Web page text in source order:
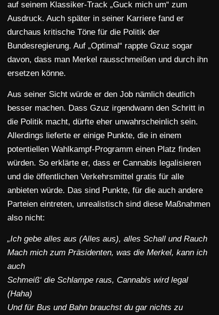
auf seinem Klassiker-Track „Guck mich um“ zum
Ausdruck. Auch später in seiner Karriere fand er
durchaus kritische Töne für die Politik der
Bundesregierung. Auf „Optimal“ rappte Gzuz sogar
davon, dass man Merkel rausschmeißen und durch ihn
ersetzen könne.
Aus seiner Sicht würde er den Job nämlich deutlich
besser machen. Dass Gzuz irgendwann den Schritt in
die Politik macht, dürfte eher unwahrscheinlich sein.
Allerdings lieferte er einige Punkte, die in einem
potentiellen Wahlkampf-Programm einen Platz finden
würden. So erklärte er, dass er Cannabis legalisieren
und die öffentlichen Verkehrsmittel gratis für alle
anbieten würde. Das sind Punkte, für die auch andere
Parteien eintreten, unrealistisch sind diese Maßnahmen
also nicht:
„Ich gebe alles aus (Alles aus), alles Schall und Rauch
Mach mich zum Präsidenten, was die Merkel, kann ich
auch
Schmeiß‘ die Schlampe raus, Cannabis wird legal
(Haha)
Und für Bus und Bahn brauchst du gar nichts zu